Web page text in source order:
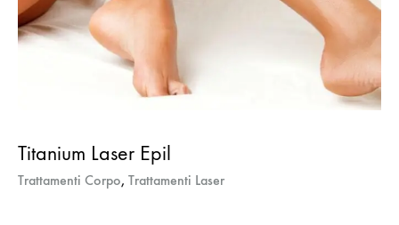
Titanium Laser Epil
Trattamenti Corpo, Trattamenti Laser